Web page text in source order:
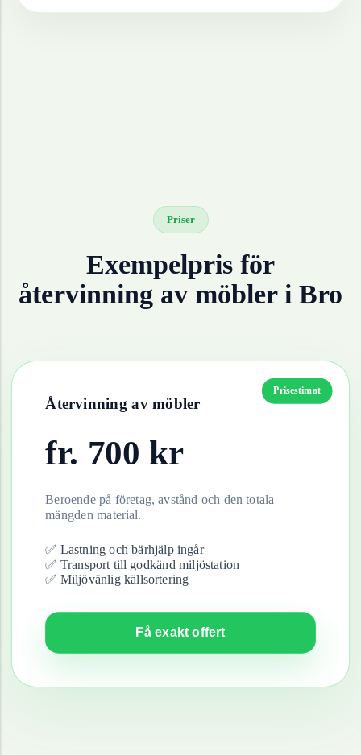
Priser
Exempelpris för
återvinning av möbleri Bro
Prisestimat
Återvinning av möbler
fr. 700 kr
Beroende på företag, avstånd och den totala
mängden material.
✅ Lastning och bärhjälp ingår
✅ Transport till godkänd miljöstation
✅ Miljövänlig källsortering
Få exakt offert